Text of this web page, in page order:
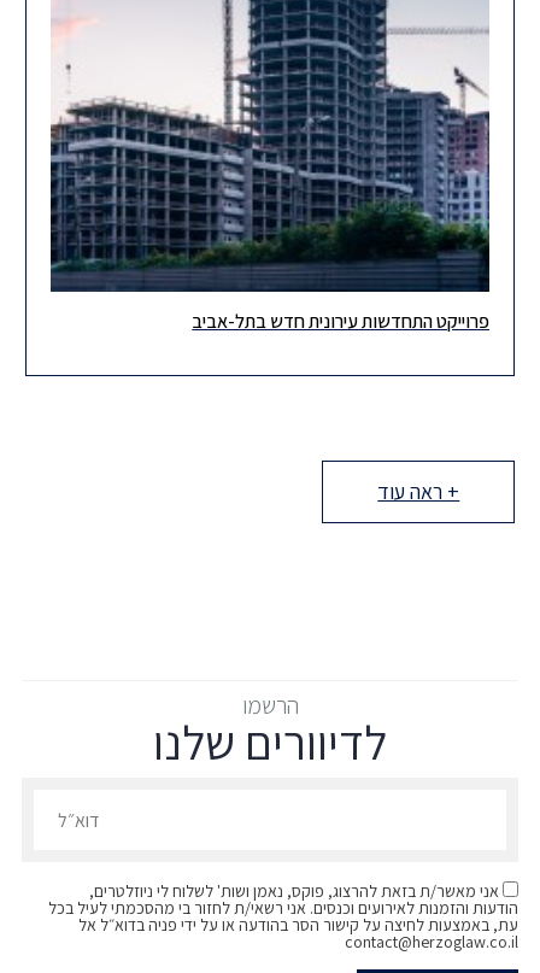
יוצאים לדרך! גאים לפרסם פרוייקט חדש של ׳התחדשות עירונית׳, אותו
פרוייקט התחדשות עירונית חדש בתל-אביב
+ ראה עוד
הרשמו
לדיוורים שלנו
אני מאשר/ת בזאת להרצוג, פוקס, נאמן ושות' לשלוח לי ניוזלטרים,
הודעות והזמנות לאירועים וכנסים. אני רשאי/ת לחזור בי מהסכמתי לעיל בכל
עת, באמצעות לחיצה על קישור הסר בהודעה או על ידי פניה בדוא״ל אל
contact@herzoglaw.co.il